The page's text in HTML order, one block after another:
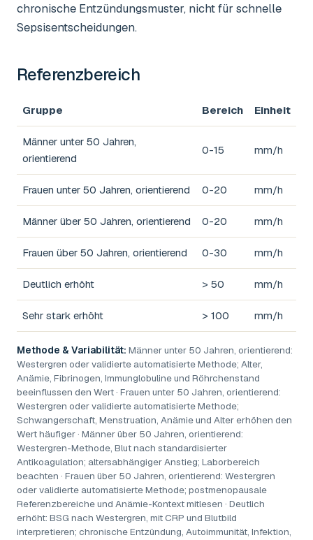
chronische Entzündungsmuster, nicht für schnelle
Sepsisentscheidungen.
Referenzbereich
Gruppe Bereich Einheit
Männer unter 50 Jahren,
orientierend
0-15 mm/h
Frauen unter 50 Jahren, orientierend 0-20 mm/h
Männer über 50 Jahren, orientierend 0-20 mm/h
Frauen über 50 Jahren, orientierend 0-30 mm/h
Deutlich erhöht > 50 mm/h
Sehr stark erhöht > 100 mm/h
Methode & Variabilität: Männer unter 50 Jahren, orientierend:
Westergren oder validierte automatisierte Methode; Alter,
Anämie, Fibrinogen, Immunglobuline und Röhrchenstand
beeinflussen den Wert · Frauen unter 50 Jahren, orientierend:
Westergren oder validierte automatisierte Methode;
Schwangerschaft, Menstruation, Anämie und Alter erhöhen den
Wert häufiger · Männer über 50 Jahren, orientierend:
Westergren-Methode, Blut nach standardisierter
Antikoagulation; altersabhängiger Anstieg; Laborbereich
beachten · Frauen über 50 Jahren, orientierend: Westergren
oder validierte automatisierte Methode; postmenopausale
Referenzbereiche und Anämie-Kontext mitlesen · Deutlich
erhöht: BSG nach Westergren, mit CRP und Blutbild
interpretieren; chronische Entzündung, Autoimmunität, Infektion,